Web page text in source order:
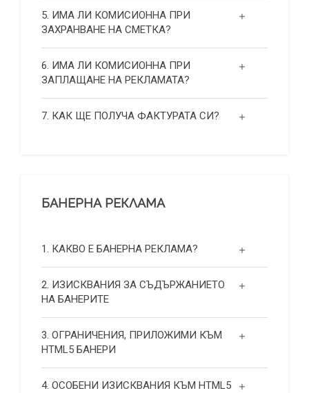
5. ИМА ЛИ КОМИСИОННА ПРИ
ЗАХРАНВАНЕ НА СМЕТКА?
6. ИМА ЛИ КОМИСИОННА ПРИ
ЗАПЛАЩАНЕ НА РЕКЛАМАТА?
7. КАК ЩЕ ПОЛУЧА ФАКТУРАТА СИ?
БАНЕРНА РЕКЛАМА
1. КАКВО Е БАНЕРНА РЕКЛАМА?
2. ИЗИСКВАНИЯ ЗА СЪДЪРЖАНИЕТО
НА БАНЕРИТЕ
3. ОГРАНИЧЕНИЯ, ПРИЛОЖИМИ КЪМ
HTML5 БАНЕРИ
4. ОСОБЕНИ ИЗИСКВАНИЯ КЪМ HTML5